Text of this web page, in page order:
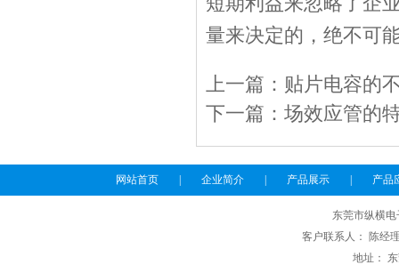
量来决定的，绝不可
上一篇： 贴片电容的
下一篇： 场效应管的
网站首页 企业简介 产品展示 产品
东莞市纵横
客户联系人： 陈经
地址：